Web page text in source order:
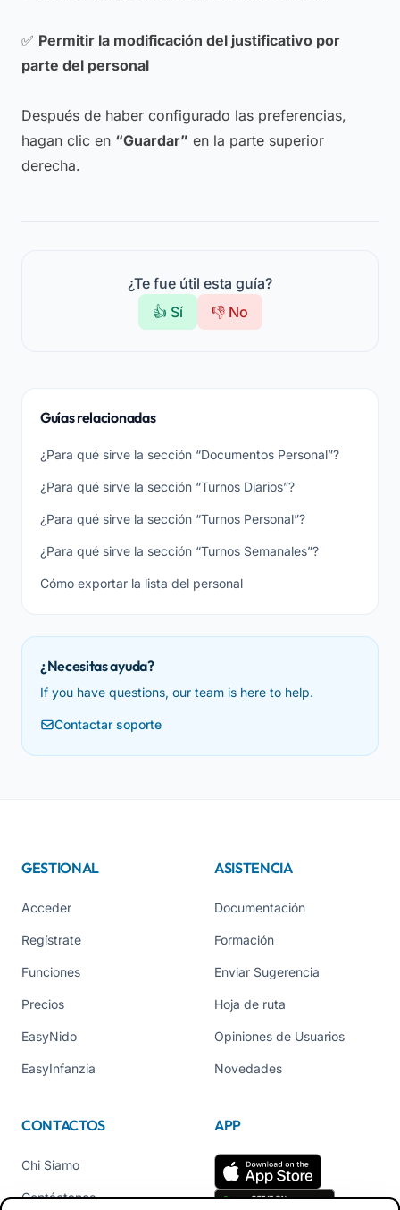
✅ Permitir la modificación del justificativo por
parte del personal
Después de haber configurado las preferencias,
hagan clic en “Guardar” en la parte superior
derecha.
¿Te fue útil esta guía?
👍 Sí
👎 No
Guías relacionadas
¿Para qué sirve la sección “Documentos Personal”?
¿Para qué sirve la sección “Turnos Diarios”?
¿Para qué sirve la sección “Turnos Personal”?
¿Para qué sirve la sección “Turnos Semanales”?
Cómo exportar la lista del personal
¿Necesitas ayuda?
If you have questions, our team is here to help.
Contactar soporte
GESTIONAL
Acceder
Regístrate
Funciones
Precios
EasyNido
EasyInfanzia
ASISTENCIA
Documentación
Formación
Enviar Sugerencia
Hoja de ruta
Opiniones de Usuarios
Novedades
CONTACTOS
Chi Siamo
Contáctanos
APP